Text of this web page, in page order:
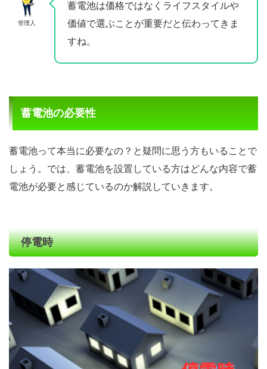
管理人
蓄電池は価格ではなくライフスタイルや
価値で選ぶことが重要だと伝わってきま
すね。
蓄電池の必要性
蓄電池って本当に必要なの？と疑問に思う方もいることで
しょう。では、蓄電池を設置している方はどんな内容で蓄
電池が必要と感じているのか解説していきます。
停電時